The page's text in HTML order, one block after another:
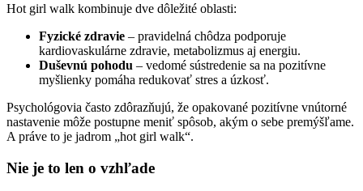
Hot girl walk kombinuje dve dôležité oblasti:
Fyzické zdravie – pravidelná chôdza podporuje
kardiovaskulárne zdravie, metabolizmus aj energiu.
Duševnú pohodu – vedomé sústredenie sa na pozitívne
myšlienky pomáha redukovať stres a úzkosť.
Psychológovia často zdôrazňujú, že opakované pozitívne vnútorné
nastavenie môže postupne meniť spôsob, akým o sebe premýšľame.
A práve to je jadrom „hot girl walk“.
Nie je to len o vzhľade